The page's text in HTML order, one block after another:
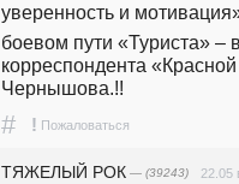
уверенность и
боевом пути «Туриста» –
корреспондента
Чернышова.!!
# ! Пожаловаться
ТЯЖЕЛЫЙ РОК — (39243) 22.05